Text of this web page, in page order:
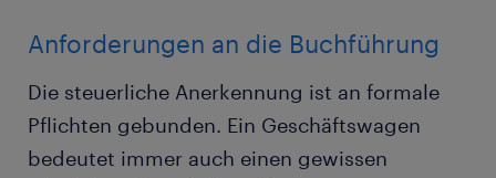
Anforderungen an die Buchführung
Die steuerliche Anerkennung ist an formale
Pflichten gebunden. Ein Geschäftswagen
bedeutet immer auch einen gewissen